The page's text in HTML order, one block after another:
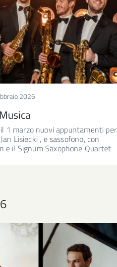
2026
1 marzo nuovi appuntamenti per
Lisiecki , e sassofono, con
e il Signum Saxophone Quartet